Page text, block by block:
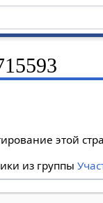
этой
из группы